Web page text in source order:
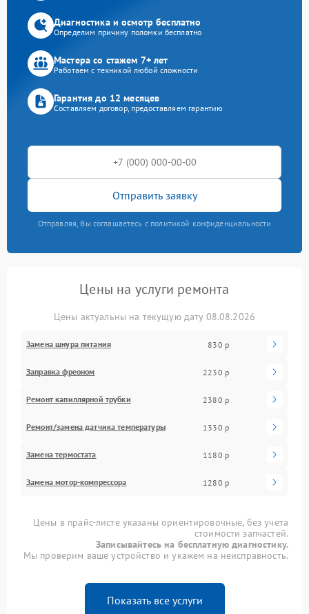
Диагностика и осмотр бесплатно
Определим причину поломки бесплатно
Мастера со стажем 7+ лет
Работаем с техникой любой сложности
Гарантия до 12 месяцев
Составляем договор, предоставляем гарантию
Отправить заявку
Отправляя, Вы соглашаетесь с политикой конфиденциальности
Цены на услуги ремонта
Цены актуальны на текущую дату 08.08.2026
Замена шнура питания 830 р
Заправка фреоном 2230 р
Ремонт капиллярной трубки 2380 р
Ремонт/замена датчика температуры 1330 р
Замена термостата 1180 р
Замена мотор-компрессора 1280 р
Цены в прайс-листе указаны ориентировочные, без учета
стоимости запчастей.
Записывайтесь на бесплатную диагностику.
Мы проверим ваше устройство и укажем на неисправность.
Показать все услуги